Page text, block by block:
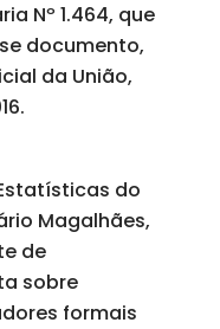
Nº 1.464, que
documento,
da União,
do
Magalhães,
de
sobre
formais